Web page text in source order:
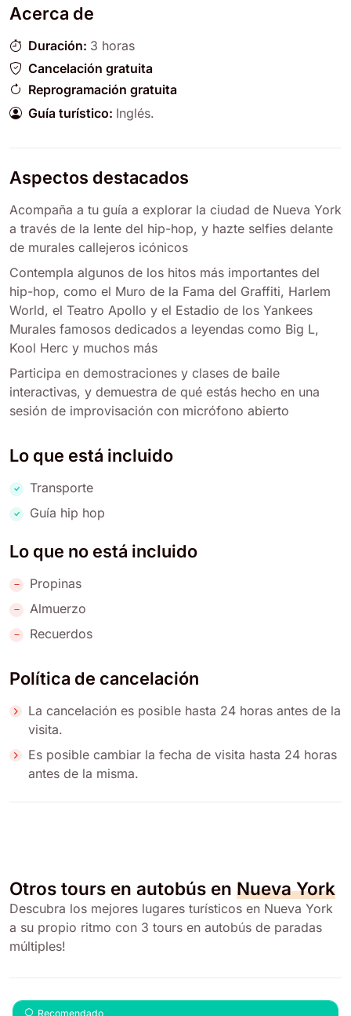
Acerca de
Duración: 3 horas
Cancelación gratuita
Reprogramación gratuita
Guía turístico: Inglés.
Aspectos destacados
Acompaña a tu guía a explorar la ciudad de Nueva York
a través de la lente del hip-hop, y hazte selfies delante
de murales callejeros icónicos
Contempla algunos de los hitos más importantes del
hip-hop, como el Muro de la Fama del Graffiti, Harlem
World, el Teatro Apollo y el Estadio de los Yankees
Murales famosos dedicados a leyendas como Big L,
Kool Herc y muchos más
Participa en demostraciones y clases de baile
interactivas, y demuestra de qué estás hecho en una
sesión de improvisación con micrófono abierto
Lo que está incluido
Transporte
Guía hip hop
Lo que no está incluido
Propinas
Almuerzo
Recuerdos
Política de cancelación
La cancelación es posible hasta 24 horas antes de la
visita.
Es posible cambiar la fecha de visita hasta 24 horas
antes de la misma.
Otros tours en autobús en Nueva York
Descubra los mejores lugares turísticos en Nueva York
a su propio ritmo con 3 tours en autobús de paradas
múltiples!
Recomendado